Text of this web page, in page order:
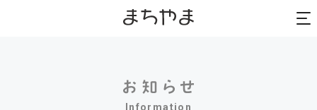
Information